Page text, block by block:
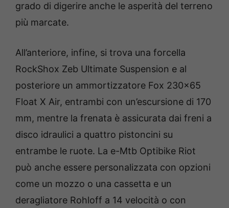
grado di digerire anche le asperità del terreno
più marcate.
All’anteriore, infine, si trova una forcella
RockShox Zeb Ultimate Suspension e al
posteriore un ammortizzatore Fox 230×65
Float X Air, entrambi con un’escursione di 170
mm, mentre la frenata è assicurata dai freni a
disco idraulici a quattro pistoncini su
entrambe le ruote. La e-Mtb Optibike Riot
può anche essere personalizzata con opzioni
come un mozzo o una cassetta e un
deragliatore Rohloff a 14 velocità o con